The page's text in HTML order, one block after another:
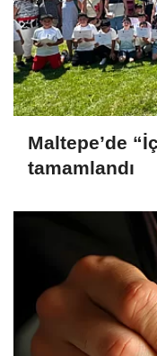
Maltepe’de
tamamlandı